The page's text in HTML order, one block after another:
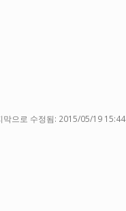
막으로 수정됨: 2015/05/19 15:44